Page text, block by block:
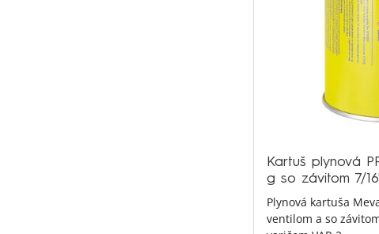
Kartuš plynová
g so závitom 7/
Plynová kartuša
ventilom a so